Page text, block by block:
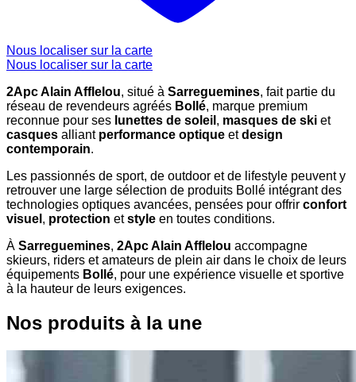
Nous localiser sur la carte
Nous localiser sur la carte
2Apc Alain Afflelou, situé à Sarreguemines, fait partie du
réseau de revendeurs agréés Bollé, marque premium
reconnue pour ses lunettes de soleil , masques de ski et
casques alliant performance optique etdesign
contemporain.
Les passionnés de sport, de outdoor et de lifestyle peuvent y
retrouver une large sélection de produits Bollé intégrant des
technologies optiques avancées, pensées pour offrir confort
visuel , protection etstyle en toutes conditions.
À Sarreguemines, 2Apc Alain Afflelou accompagne
skieurs, riders et amateurs de plein air dans le choix de leurs
équipements Bollé, pour une expérience visuelle et sportive
à la hauteur de leurs exigences.
Nos produits à la une